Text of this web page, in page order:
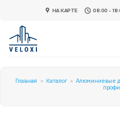
content
НА КАРТЕ 08:00 -
Главная » Каталог » Алюминиевые